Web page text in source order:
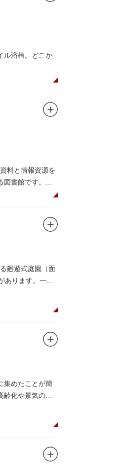
ル浴槽。どこか
温度のお湯と昔
たその景観も、
料と情報資源を
書館です。
廻遊式庭園（面
ります。一般
集めたことが簡
化や景気の低